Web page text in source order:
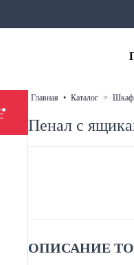
главная • каталог >
Пенал с
ОПИСАНИЕ